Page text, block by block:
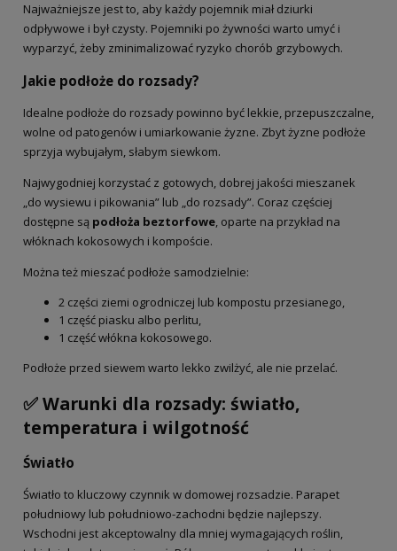
Najważniejsze jest to, aby każdy pojemnik miał dziurki
odpływowe i był czysty. Pojemniki po żywności warto umyć i
wyparzyć, żeby zminimalizować ryzyko chorób grzybowych.
Jakie podłoże do rozsady?
Idealne podłoże do rozsady powinno być lekkie, przepuszczalne,
wolne od patogenów i umiarkowanie żyzne. Zbyt żyzne podłoże
sprzyja wybujałym, słabym siewkom.
Najwygodniej korzystać z gotowych, dobrej jakości mieszanek
„do wysiewu i pikowania” lub „do rozsady”. Coraz częściej
dostępne są podłoża beztorfowe, oparte na przykład na
włóknach kokosowych i kompoście.
Można też mieszać podłoże samodzielnie:
2 części ziemi ogrodniczej lub kompostu przesianego,
1 część piasku albo perlitu,
1 część włókna kokosowego.
Podłoże przed siewem warto lekko zwilżyć, ale nie przelać.
✅ Warunki dla rozsady: światło,
temperatura i wilgotność
Światło
Światło to kluczowy czynnik w domowej rozsadzie. Parapet
południowy lub południowo-zachodni będzie najlepszy.
Wschodni jest akceptowalny dla mniej wymagających roślin,